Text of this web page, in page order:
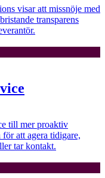
visar att missnöje med
transparens
till mer proaktiv
att agera tidigare,
tar kontakt.